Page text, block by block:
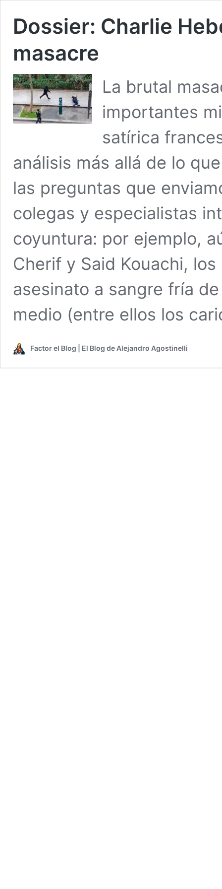
Dossier: Charlie
masacre
La brutal
importantes
satírica
análisis más allá de lo
las preguntas que
colegas y especialistas
coyuntura: por ejemplo,
Cherif y Said Kouachi,
asesinato a sangre fría
medio (entre ellos los
Factor el Blog | El Blog de Alejandro Agostinelli